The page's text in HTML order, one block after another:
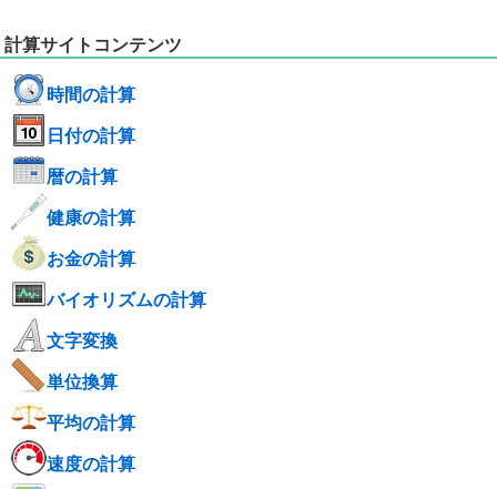
計算サイトコンテンツ
時間の計算
日付の計算
暦の計算
健康の計算
お金の計算
バイオリズムの計算
文字変換
単位換算
平均の計算
速度の計算